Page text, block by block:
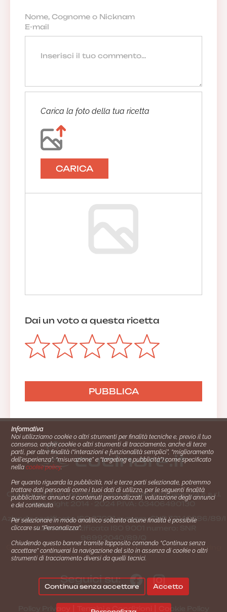
Carica la foto della tua ricetta
CARICA
Dai un voto a questa ricetta
Cucinare.it è un marchio commerciale di Impiego24.it s.r.l.
copyright 2014 - 2024 P.IVA: 03406490130
Azienda certiﬁcata ISO 27001 numero: SNR 73140386/89/I
- Azienda certiﬁcata ISO 9001 numero: SNR
Gestione consensi e categorie merceologiche marketing
Seguici su:
Termini e Condizioni
Informativa
Noi utilizziamo cookie o altri strumenti per finalità tecniche e, previo il tuo
consenso, anche cookie o altri strumenti di tracciamento, anche di terze
parti, per altre finalità (“interazioni e funzionalità semplici”, “miglioramento
dell'esperienza”, “misurazione” e “targeting e pubblicità”) come specificato
nellacookie policy.
Per quanto riguarda la pubblicità, noi e terze parti selezionate, potremmo
trattare dati personali come i tuoi dati di utilizzo, per le seguenti finalità
pubblicitarie: annunci e contenuti personalizzati, valutazione degli annunci
e del contenuto.
Per selezionare in modo analitico soltanto alcune finalità è possibile
cliccare su “Personalizza”.
Chiudendo questo banner tramite l’apposito comando “Continua senza
accettare” continuerai la navigazione del sito in assenza di cookie o altri
strumenti di tracciamento diversi da quelli tecnici.
Continua senza accettare Accetto